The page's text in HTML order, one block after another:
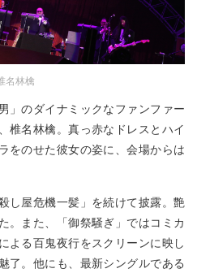
名林檎
」のダイナミックなファンファー
椎名林檎。真っ赤なドレスとハイ
をのせた彼女の姿に、会場からは
し屋危機一髪」を続けて披露。艶
。また、「御祭騒ぎ」ではコミカ
よる百鬼夜行をスクリーンに映し
了。他にも、最新シングルである